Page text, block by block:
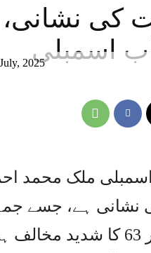
62 اور 63 آمریت کی
اسمبلی2025
ملک محمد
62 اور 63 آمریت کی نشانی
استعمال کیا گیا، میں آرٹیکل 62